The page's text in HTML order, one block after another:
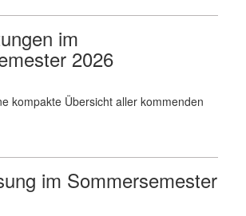
im
2026
kompakte Übersicht aller kommenden
im Sommersemester